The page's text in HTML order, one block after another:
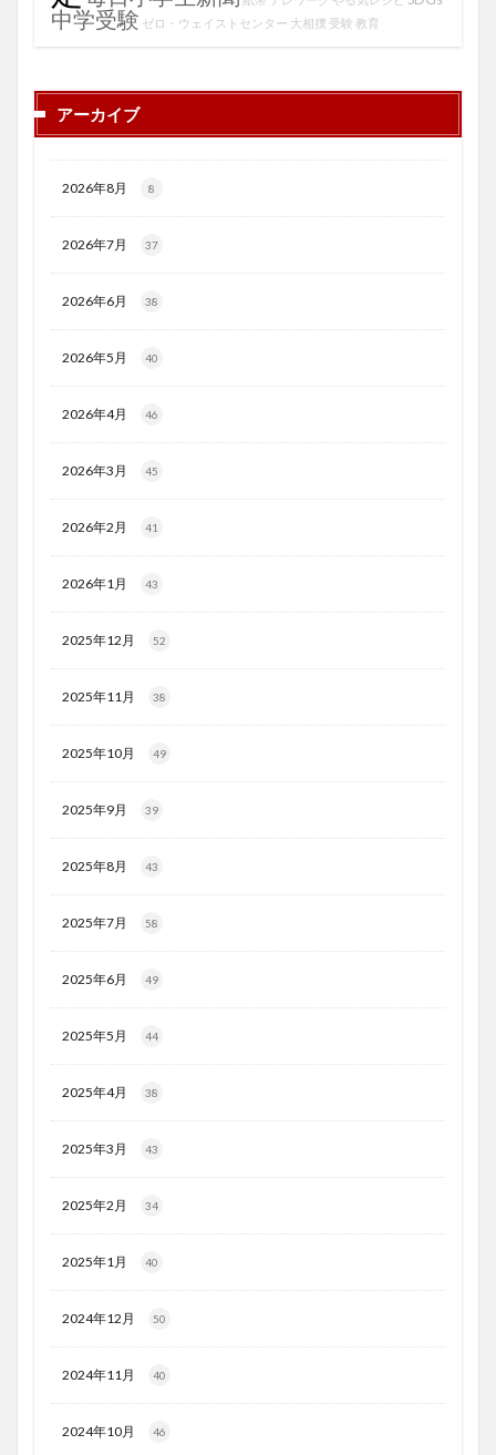
中学受験 ゼロ・ウェイストセンター 大相撲 受験 教育
アーカイブ
2026年8月 8
2026年7月 37
2026年6月 38
2026年5月 40
2026年4月 46
2026年3月 45
2026年2月 41
2026年1月 43
2025年12月 52
2025年11月 38
2025年10月 49
2025年9月 39
2025年8月 43
2025年7月 58
2025年6月 49
2025年5月 44
2025年4月 38
2025年3月 43
2025年2月 34
2025年1月 40
2024年12月 50
2024年11月 40
2024年10月 46